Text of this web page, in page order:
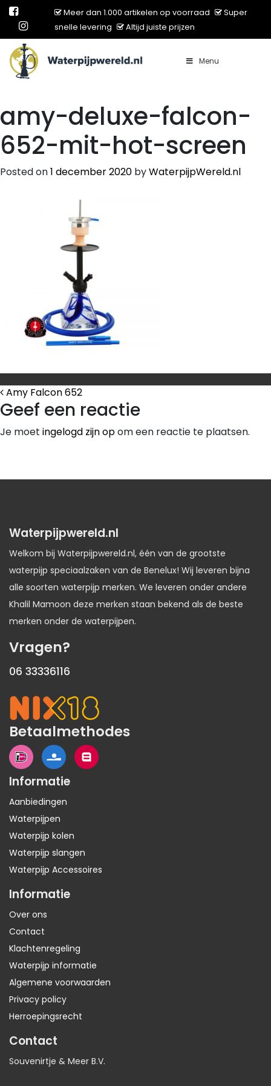
Meer dan 1.000 artikelen op voorraad
Super
snelle levering
Altijd juiste prijzen
Main Navigation Menu
amy-deluxe-falcon-
652-mit-hot-screen
Posted on1 december 2020 byWaterpijpWereld.nl
Bericht Navigatie
Amy Falcon 652
Geef een reactie
Je moet ingelogd zijn opom een reactie te plaatsen.
Waterpijpwereld.nl
Welkom bij Waterpijpwereld.nl, één van de grootste
waterpijp speciaalzaken van de Benelux! Wij leveren bijna
alle soorten waterpijp merken. We leveren onder andere
Khalil Mamoon deze merken staan bekend als de beste
merken onder de waterpijpen.
Vragen?
06 33336116
Betaalmethodes
Informatie
Aanbiedingen
Waterpijpen
Waterpijp kolen
Waterpijp slangen
Waterpijp Accessoires
Informatie
Over ons
Contact
Klachtenregeling
Waterpijp informatie
Algemene voorwaarden
Privacy policy
Herroepingsrecht
Contact
Souvenirtje & Meer B.V.